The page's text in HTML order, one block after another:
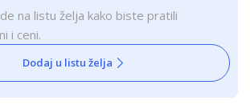
na listu želja kako biste pratili
i ceni.
Dodaj u listu želja